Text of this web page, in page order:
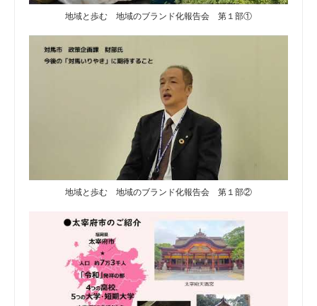
地域と歩む 地域のブランド化報告会 第１部①
地域と歩む 地域のブランド化報告会 第１部②